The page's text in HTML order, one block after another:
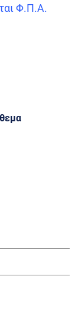
Φ.Π.Α.